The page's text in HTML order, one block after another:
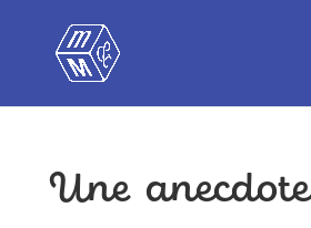
Une anecdote